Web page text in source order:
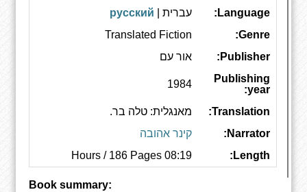
Language:
עברית | русский
Genre:
Translated Fiction
Publisher:
אור עם
Publishing
year:
1984
Translation:
מאנגלית: טלה בר.
Narrator:
קינר אהובה
Length:
08:19 Hours / 186 Pages
Book summary: